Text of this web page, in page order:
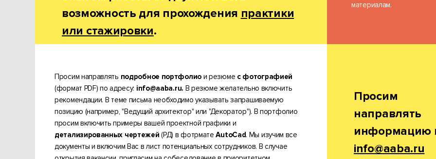
возможность для прохождения практики
или стажировки.
материалам.
Просим направлять подробное портфолиои резюме с фотографией
(формат PDF) по адресу: info@aaba.ru. В резюме желательно включить
рекомендации. В теме письма необходимо указывать запрашиваемую
позицию (например, "Ведущий архитектор" или "Декоратор"). В портфолио
просим включить примеры вашей проектной графики и
детализированных чертежей (РД) в фотрмате AutoCad. Мы изучим все
документы и включим Вас в лист потенциальных сотрудников. В случае
Просим
направлять
информацию
info@aaba.ru